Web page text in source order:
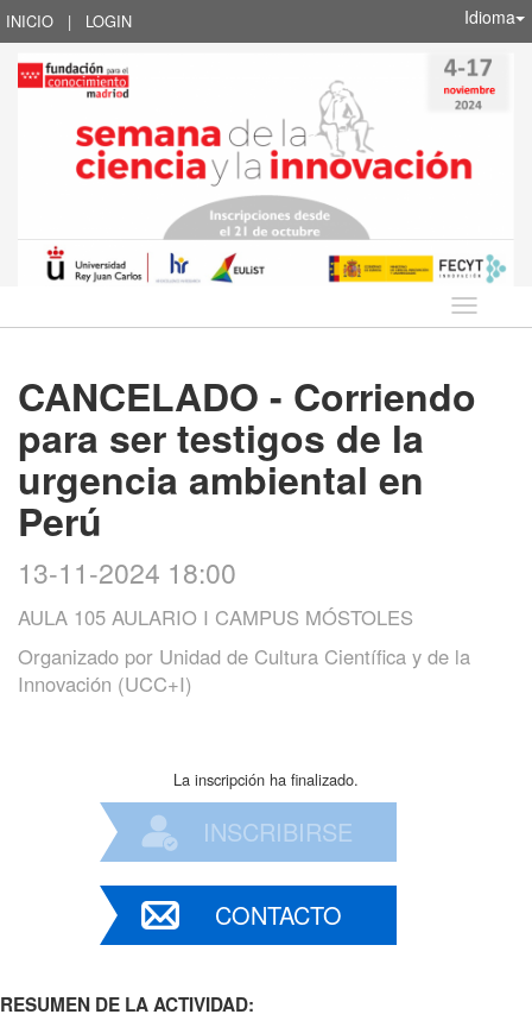
INICIO | LOGIN Idioma
Idioma
CANCELADO - Corriendo
para ser testigos de la
urgencia ambiental en
Perú
13-11-2024 18:00
AULA 105 AULARIO I CAMPUS MÓSTOLES
Organizado por Unidad de Cultura Científica y de la
Innovación (UCC+I)
La inscripción ha finalizado.
INSCRIBIRSE
CONTACTO
RESUMEN DE LA ACTIVIDAD: